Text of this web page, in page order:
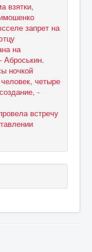
взятки,
запрет на
на
Аброськин.
ночкой
четыре
-
встречу